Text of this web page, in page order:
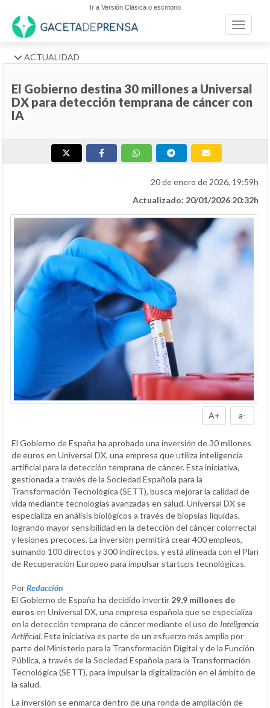
Ir a Versión Clásica o escritorio
Toggle
ACTUALIDAD
El Gobierno destina 30 millones a Universal
DX para detección temprana de cáncer con
IA
20 de enero de 2026, 19:59h
Actualizado: 20/01/2026 20:32h
A+ a-
El Gobierno de España ha aprobado una inversión de 30 millones
de euros en Universal DX, una empresa que utiliza inteligencia
artificial para la detección temprana de cáncer. Esta iniciativa,
gestionada a través de la Sociedad Española para la
Transformación Tecnológica (SETT), busca mejorar la calidad de
vida mediante tecnologías avanzadas en salud. Universal DX se
especializa en análisis biológicos a través de biopsias líquidas,
logrando mayor sensibilidad en la detección del cáncer colorrectal
y lesiones precoces. La inversión permitirá crear 400 empleos,
sumando 100 directos y 300 indirectos, y está alineada con el Plan
de Recuperación Europeo para impulsar startups tecnológicas.
PorRedacción
El Gobierno de España ha decidido invertir 29,9 millones de
euros en Universal DX, una empresa española que se especializa
en la detección temprana de cáncer mediante el uso de Inteligencia
Artificial. Esta iniciativa es parte de un esfuerzo más amplio por
parte del Ministerio para la Transformación Digital y de la Función
Pública, a través de la Sociedad Española para la Transformación
Tecnológica (SETT), para impulsar la digitalización en el ámbito de
la salud.
La inversión se enmarca dentro de una ronda de ampliación de